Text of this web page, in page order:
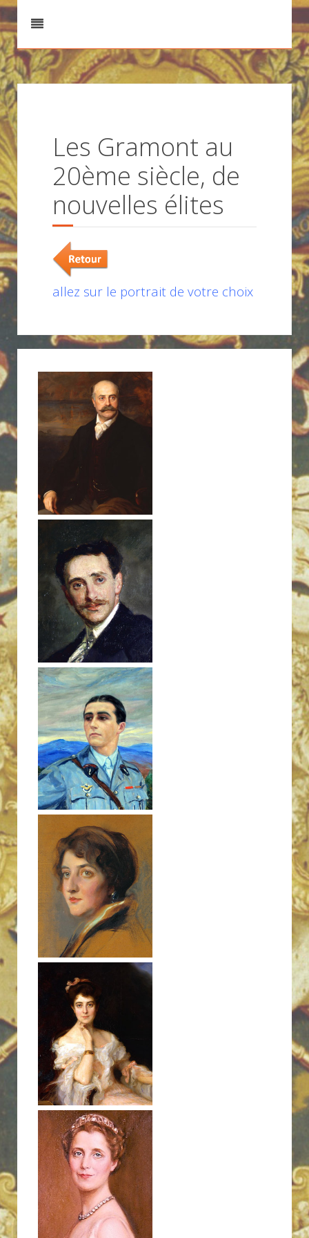
Les Gramont au
20ème siècle, de
nouvelles élites
allez sur le portrait de votre choix